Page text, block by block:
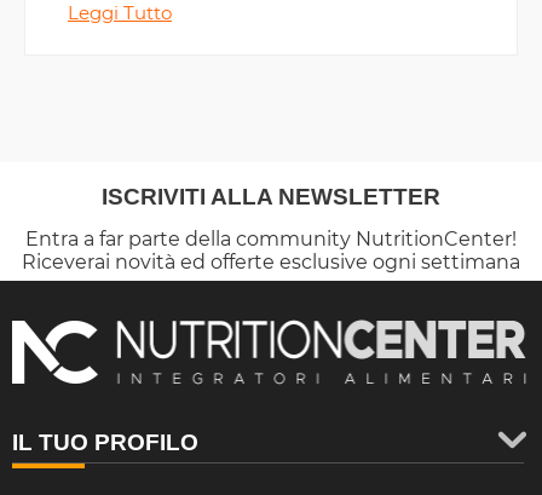
Leggi Tutto
ISCRIVITI ALLA NEWSLETTER
Entra a far parte della community NutritionCenter!
Riceverai novità ed offerte esclusive ogni settimana
IL TUO PROFILO